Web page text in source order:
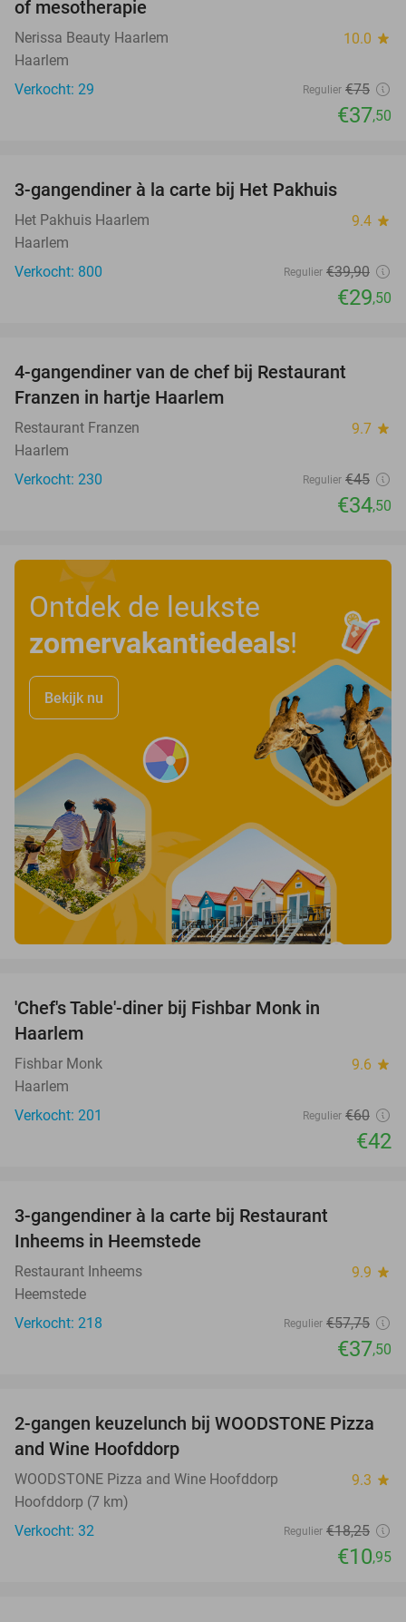
of mesotherapie
Nerissa Beauty Haarlem 10.0 star
Haarlem
Verkocht: 29
Regulier €75
€37,50
3-gangendiner à la carte bij Het Pakhuis
Het Pakhuis Haarlem 9.4 star
Haarlem
Verkocht: 800
Regulier €39,90
€29,50
4-gangendiner van de chef bij Restaurant
Franzen in hartje Haarlem
Restaurant Franzen 9.7 star
Haarlem
Verkocht: 230
Regulier €45
€34,50
Ontdek de leukste
zomervakantiedeals!
Bekijk nu
'Chef's Table'-diner bij Fishbar Monk in
Haarlem
Fishbar Monk 9.6 star
Haarlem
Verkocht: 201
Regulier €60
€42
3-gangendiner à la carte bij Restaurant
Inheems in Heemstede
Restaurant Inheems 9.9 star
Heemstede
Verkocht: 218
Regulier €57,75
€37,50
40%
2-gangen keuzelunch bij WOODSTONE Pizza
and Wine Hoofddorp
WOODSTONE Pizza and Wine Hoofddorp 9.3 star
Hoofddorp (7 km)
Verkocht: 32
Regulier €18,25
€10,95